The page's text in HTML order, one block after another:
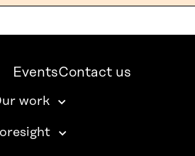
EventsContact us
work